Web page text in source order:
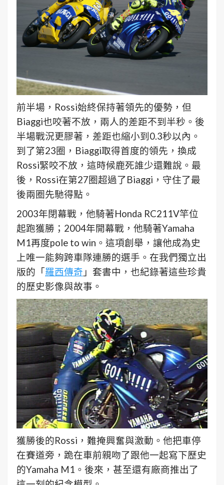
前半場，Rossi始終保持著領先的優勢，但
Biaggi也咬著不放，兩人的差距不到半秒。後
半場戰況更膠著，差距也縮小到0.3秒以內。
到了第23圈，Biaggi取得首度的領先，換成
Rossi緊咬不放，這時候鹿死誰少還難說。最
後，Rossi在第27圈超過了Biaggi，守住了最
後兩圈先馳得點。
2003年閉幕戰，他騎著Honda RC211V竿位
起跑獲勝；2004年開幕戰，他騎著Yamaha
M1再度pole to win。這項創舉，讓他成為史
上唯一能夠跨車隊連勝的選手。在我們獨立出
版的「羅西傳奇 」套書中，也紀錄著這些珍貴
的歷史影像與故事。
獲勝後的Rossi，難掩興奮與激動。他把車停
在賽道旁，跪在車前親吻了跟他一起寫下歷史
的Yamaha M1。後來，甚至還有廠商推出了